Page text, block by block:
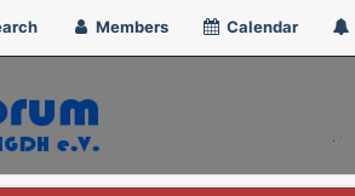
Members Calendar